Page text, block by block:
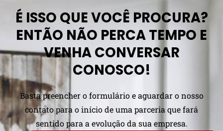
É ISSO QUE VOCÊ PROCURA?
ENTÃO NÃO PERCA TEMPO E
VENHA CONVERSAR
CONOSCO!
Basta preencher o formulário e aguardar o nosso
contato para o início de uma parceria que fará
sentido para a evolução da sua empresa.